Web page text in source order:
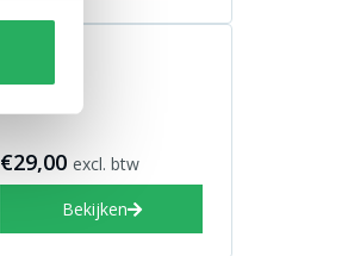
€29,00 excl. btw
Bekijken